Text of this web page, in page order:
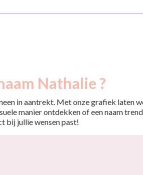
Nathalie ?
in aantrekt. Met onze grafiek laten
manier ontdekken of een naam
bij jullie wensen past!